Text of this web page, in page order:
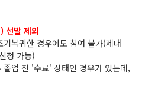
선발 제외
복귀한 경우에도 참여 불가(제대
청 가능)
업 전 '수료' 상태인 경우가 있는데,